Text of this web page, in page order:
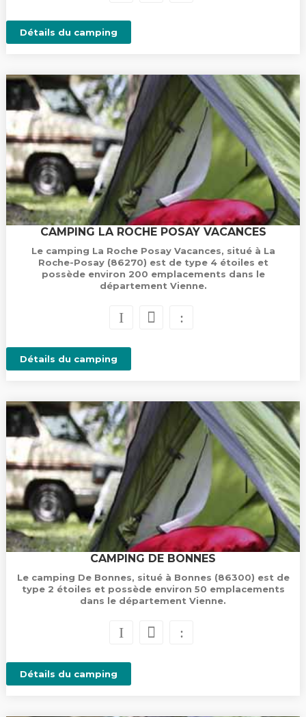
Détails du camping
CAMPING LA ROCHE POSAY VACANCES
Le camping La Roche Posay Vacances, situé à La
Roche-Posay (86270) est de type 4 étoiles et
possède environ 200 emplacements dans le
département Vienne.
Détails du camping
CAMPING DE BONNES
Le camping De Bonnes, situé à Bonnes (86300) est de
type 2 étoiles et possède environ 50 emplacements
dans le département Vienne.
Détails du camping